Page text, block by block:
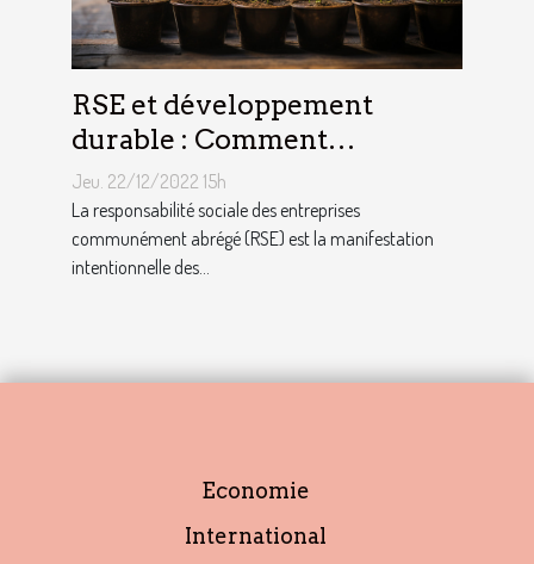
RSE et développement
durable : Comment
décrocher vite un emploi
avec ce profil ?
Jeu. 22/12/2022 15h
La responsabilité sociale des entreprises
communément abrégé (RSE) est la manifestation
intentionnelle des...
Economie
International